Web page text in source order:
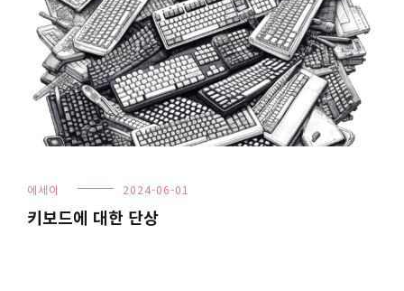
에세이 2024-06-01
키보드에 대한 단상